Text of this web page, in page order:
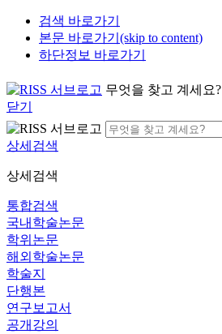
검색 바로가기
본문 바로가기(skip to content)
하단정보 바로가기
무엇을 찾고 계세요?
닫기
상세검색
상세검색
통합검색
국내학술논문
학위논문
해외학술논문
학술지
단행본
연구보고서
공개강의